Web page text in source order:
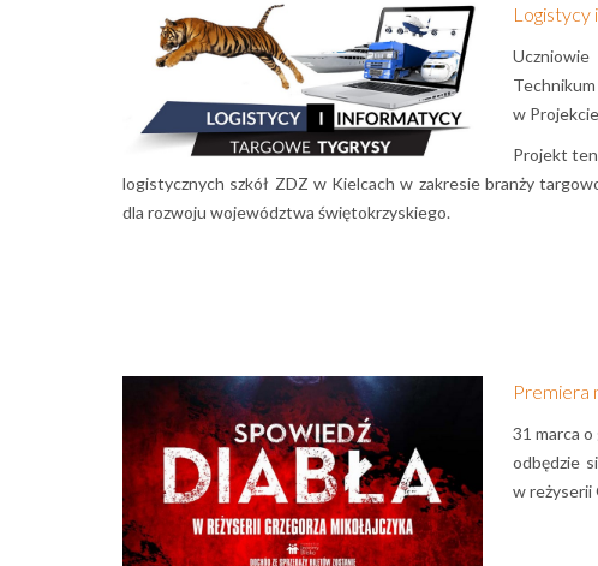
Logistycy
w Projekcie
Projekt
logistycznych szkół ZDZ w Kielcach w zakresie branży
dla rozwoju województwa świętokrzyskiego.
Premiera
31 marca
odbędzie
w reżyserii